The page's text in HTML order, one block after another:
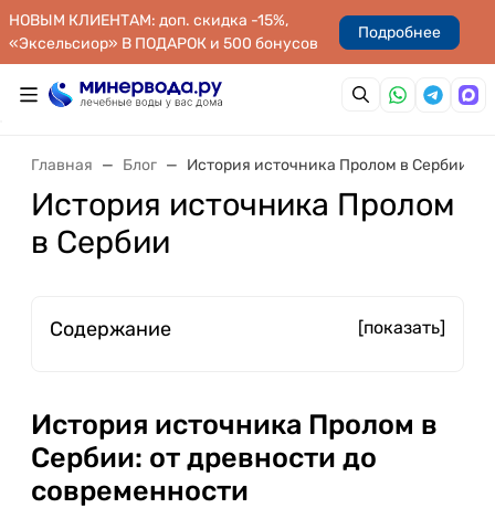
НОВЫМ КЛИЕНТАМ: доп. скидка -15%,
«Эксельсиор» В ПОДАРОК и 500 бонусов
Подробнее
Главная Блог История источника Пролом в Сербии
История источника Пролом
в Сербии
Содержание [показать]
История источника Пролом в
Сербии: от древности до
современности